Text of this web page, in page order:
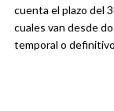
cuenta el plazo del
cuales van desde
temporal o